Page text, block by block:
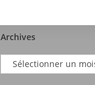
Archives